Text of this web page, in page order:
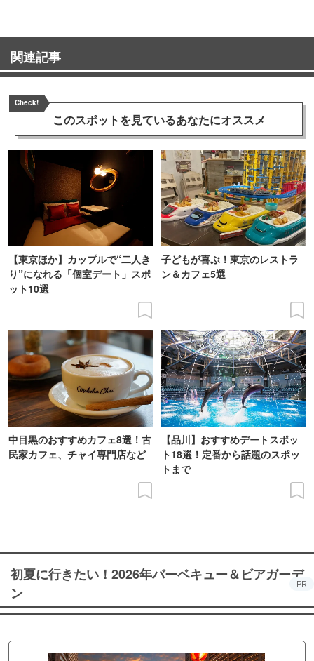
関連記事
Check!
このスポットを見ているあなたにオススメ
【東京ほか】カップルで“二人き
り”になれる「個室デート」スポ
ット10選
子どもが喜ぶ！東京のレストラ
ン＆カフェ5選
中目黒のおすすめカフェ8選！古
民家カフェ、チャイ専門店など
【品川】おすすめデートスポッ
ト18選！定番から話題のスポッ
トまで
初夏に行きたい！2026年バーベキュー＆ビアガーデ
ン
PR